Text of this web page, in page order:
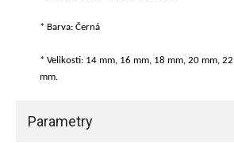
* Barva: Černá
* Velikosti: 14 mm, 16 mm, 18 mm, 20 mm,
mm.
Parametry